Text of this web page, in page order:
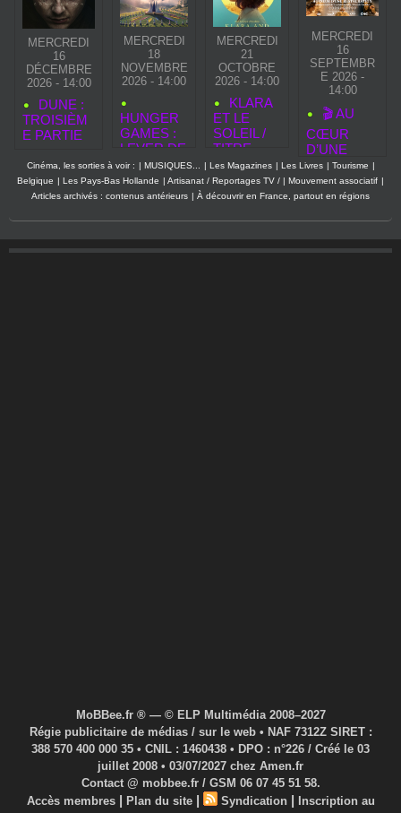
MERCREDI
16
DÉCEMBRE
2026 - 14:00
DUNE :
TROISIÈM
E PARTIE
MERCREDI
18
NOVEMBRE
2026 - 14:00
HUNGER
GAMES :
LEVER DE
SOLEIL
SUR LA
MOISSON
QUARTER
QUELL
S’ANNON
MERCREDI
21
OCTOBRE
2026 - 14:00
KLARA
ET LE
SOLEIL /
TITRE
ORIGINAL
: KLARA
AND THE
MERCREDI
16
SEPTEMBR
E 2026 -
14:00
🎬 AU
CŒUR
D’UNE
RESTAURA
TION : UN
DOCUMEN
ÉVÉNEME
NT POUR
LA
Cinéma, les sorties à voir : | MUSIQUES... | Les Magazines | Les Livres | Tourisme |
Belgique | Les Pays-Bas Hollande | Artisanat / Reportages TV / | Mouvement associatif |
Articles archivés : contenus antérieurs | À découvrir en France, partout en régions
MoBBee.fr ® — © ELP Multimédia 2008–2027
Régie publicitaire de médias / sur le web • NAF 7312Z SIRET :
388 570 400 000 35 • CNIL : 1460438 • DPO : n°226 / Créé le 03
juillet 2008 • 03/07/2027 chez Amen.fr
Contact @ mobbee.fr / GSM 06 07 45 51 58.
Accès membres | Plan du site | Syndication |
Inscription au